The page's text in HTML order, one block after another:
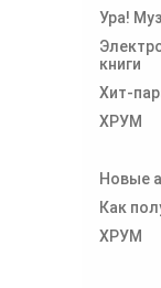
Ура!
книги
Хит-
ХРУМ
Новые
Как
ХРУМ